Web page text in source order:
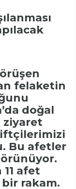
felaketin
doğal
Bu afetler
afet
rakam.